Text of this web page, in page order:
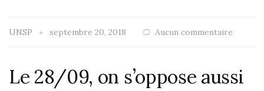
UNSP septembre 20, 2018 Aucun commentaire
Le 28/09, on s’oppose aussi